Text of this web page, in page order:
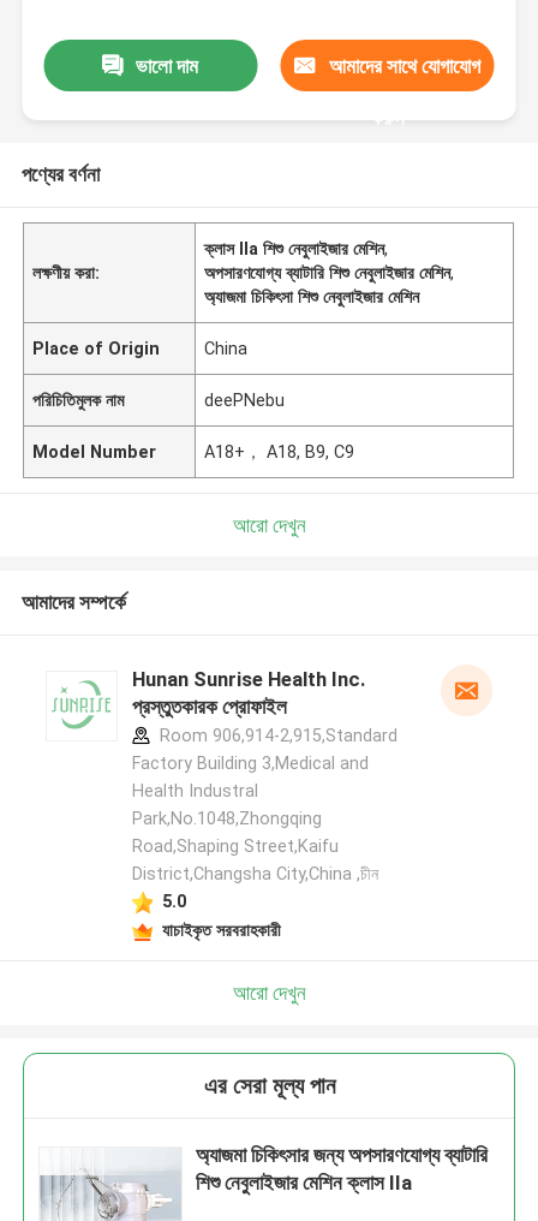
ভালো দাম আমাদের সাথে যোগাযোগ
করুন
পণ্যের বর্ণনা
লক্ষণীয় করা:
ক্লাস IIa শিশু নেবুলাইজার মেশিন,
অপসারণযোগ্য ব্যাটারি শিশু নেবুলাইজার মেশিন,
অ্যাজমা চিকিৎসা শিশু নেবুলাইজার মেশিন
Place of Origin China
পরিচিতিমুলক নাম deePNebu
Model Number A18+， A18, B9, C9
আরো দেখুন
আমাদের সম্পর্কে
Hunan Sunrise Health Inc.
প্রস্তুতকারক প্রোফাইল
Room 906,914-2,915,Standard
Factory Building 3,Medical and
Health Industral
Park,No.1048,Zhongqing
Road,Shaping Street,Kaifu
District,Changsha City,China ,চীন
5.0
যাচাইকৃত সরবরাহকারী
আরো দেখুন
এর সেরা মূল্য পান
অ্যাজমা চিকিৎসার জন্য অপসারণযোগ্য ব্যাটারি
শিশু নেবুলাইজার মেশিন ক্লাস IIa